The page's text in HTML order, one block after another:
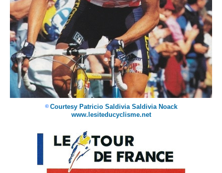
© Courtesy Patricio Saldivia Saldivia Noack
www.lesiteducyclisme.net